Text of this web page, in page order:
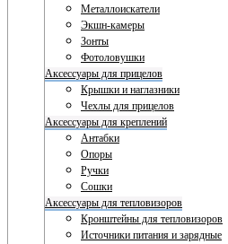
Металлоискатели
Экшн-камеры
Зонты
Фотоловушки
Аксессуары для прицелов
Крышки и наглазники
Чехлы для прицелов
Аксессуары для креплений
Антабки
Опоры
Ручки
Сошки
Аксессуары для тепловизоров
Кронштейны для тепловизоров
Источники питания и зарядные